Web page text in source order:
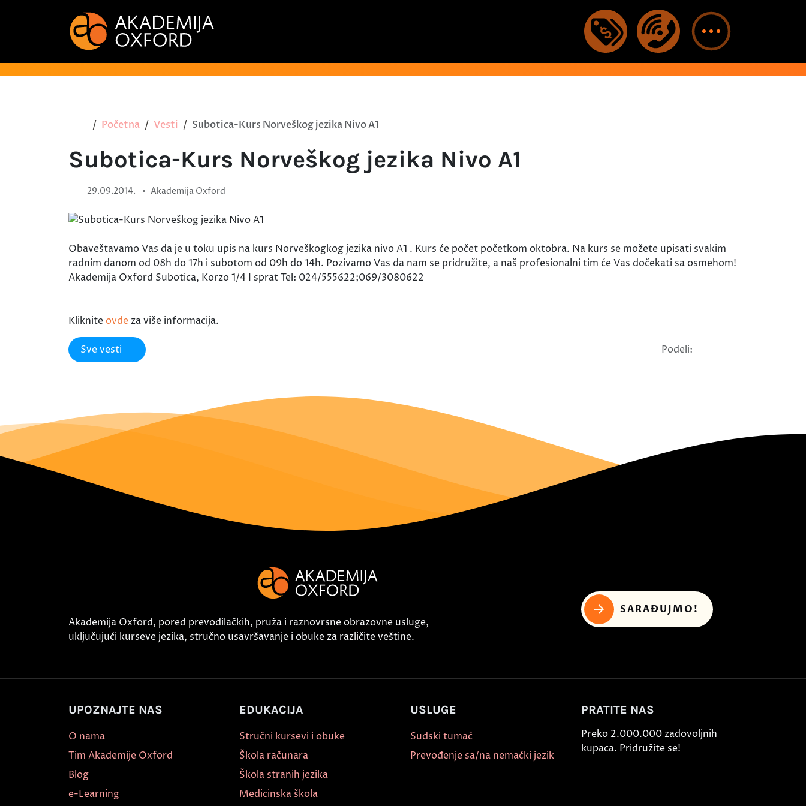
Početna Vesti Subotica-Kurs Norveškog jezika Nivo A1
Subotica-Kurs Norveškog jezika Nivo A1
29.09.2014. • Akademija Oxford
Obaveštavamo Vas da je u toku upis na kurs Norveškogkog jezika nivo A1 . Kurs će počet početkom oktobra. Na kurs se možete upisati svakim
radnim danom od 08h do 17h i subotom od 09h do 14h. Pozivamo Vas da nam se pridružite, a naš profesionalni tim će Vas dočekati sa osmehom!
Akademija Oxford Subotica, Korzo 1/4 I sprat Tel: 024/555622;069/3080622
Kliknite ovde za više informacija.
Sve vesti Podeli:
Akademija Oxford, pored prevodilačkih, pruža i raznovrsne obrazovne usluge,
uključujući kurseve jezika, stručno usavršavanje i obuke za različite veštine.
SARAĐUJMO!
UPOZNAJTE NAS
O nama
Tim Akademije Oxford
Blog
e-Learning
EDUKACIJA
Stručni kursevi i obuke
Škola računara
Škola stranih jezika
Medicinska škola
USLUGE
Sudski tumač
Prevođenje sa/na nemački jezik
PRATITE NAS
Preko 2.000.000 zadovoljnih
kupaca. Pridružite se!